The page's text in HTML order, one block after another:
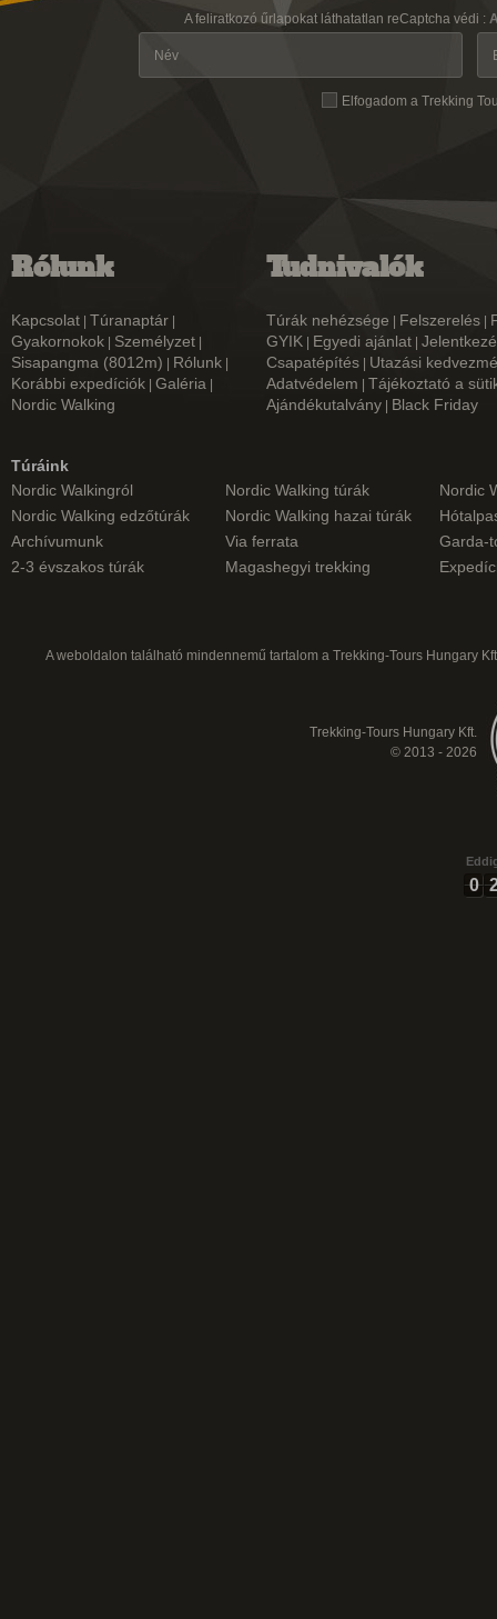
A feliratkozó űrlapokat láthatatlan reCaptcha védi :
Elfogadom a Trekking
Rólunk
Kapcsolat Túranaptár
Gyakornokok Személyzet
Sisapangma (8012m) Rólunk
Korábbi expedíciók Galéria
Nordic Walking
Tudnivalók
Túrák nehézsége Felszerelés
GYIK
Egyedi ajánlat
Csapatépítés
Utazási
Adatvédelem
Tájékoztató a
Ajándékutalvány
Black Friday
Túráink
Nordic Walkingról
Nordic Walking túrák
Nordic
Nordic Walking edzőtúrák
Nordic Walking hazai túrák
Archívumunk
Via ferrata
Garda-
2-3 évszakos túrák
Magashegyi trekking
A weboldalon található mindennemű tartalom a Trekking-Tours Hungary
Trekking-Tours Hungary Kft.
© 2013 - 2026
0